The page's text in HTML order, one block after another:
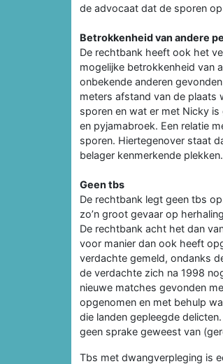
de advocaat dat de sporen
Betrokkenheid van andere
De rechtbank heeft ook het
mogelijke betrokkenheid van
onbekende anderen
meters afstand van de plaats
sporen en wat er met Nicky is
en pyjamabroek. Een relatie
sporen. Hiertegenover staat
belager kenmerkende plekken.
Geen tbs
De rechtbank legt geen tbs
zo’n groot gevaar op
De rechtbank acht het dan
voor manier dan ook heeft
verdachte gemeld, ondanks
de verdachte zich na 1998
nieuwe matches gevonden
opgenomen en met behulp
die landen gepleegde
geen sprake geweest van
Tbs met dwangverpleging is